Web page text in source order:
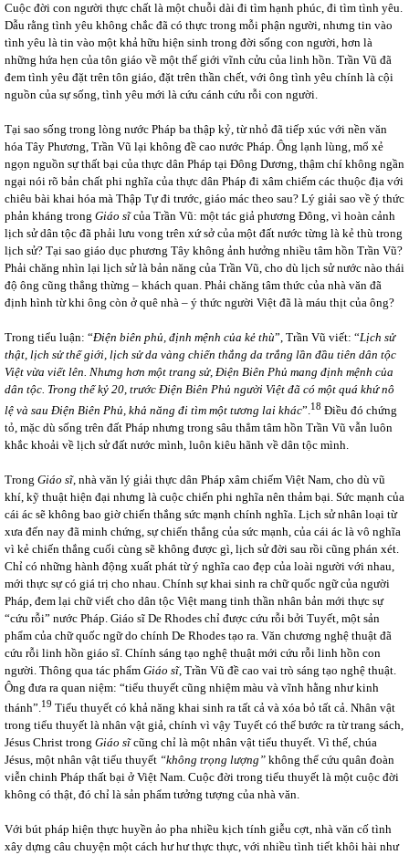
Cuộc đời con người thực chất là một chuỗi dài đi tìm hạnh phúc, đi tìm tình yêu.
Dẫu rằng tình yêu không chắc đã có thực trong mỗi phận người, nhưng tin vào
tình yêu là tin vào một khả hữu hiện sinh trong đời sống con người, hơn là
những hứa hẹn của tôn giáo về một thế giới vĩnh cửu của linh hồn. Trần Vũ đã
đem tình yêu đặt trên tôn giáo, đặt trên thần chết, với ông tình yêu chính là cội
nguồn của sự sống, tình yêu mới là cứu cánh cứu rỗi con người.
Tại sao sống trong lòng nước Pháp ba thập kỷ, từ nhỏ đã tiếp xúc với nền văn
hóa Tây Phương, Trần Vũ lại không đề cao nước Pháp. Ông lạnh lùng, mổ xẻ
ngọn nguồn sự thất bại của thực dân Pháp tại Đông Dương, thậm chí không ngần
ngại nói rõ bản chất phi nghĩa của thực dân Pháp đi xâm chiếm các thuộc địa với
chiêu bài khai hóa mà Thập Tự đi trước, giáo mác theo sau? Lý giải sao về ý thức
phản kháng trong Giáo sĩcủa Trần Vũ: một tác giả phương Đông, vì hoàn cảnh
lịch sử dân tộc đã phải lưu vong trên xứ sở của một đất nước từng là kẻ thù trong
lịch sử? Tại sao giáo dục phương Tây không ảnh hưởng nhiều tâm hồn Trần Vũ?
Phải chăng nhìn lại lịch sử là bản năng của Trần Vũ, cho dù lịch sử nước nào thái
độ ông cũng thẳng thừng – khách quan. Phải chăng tâm thức của nhà văn đã
định hình từ khi ông còn ở quê nhà – ý thức người Việt đã là máu thịt của ông?
Trong tiểu luận: “Điện biên phủ, định mệnh của kẻ thù”, Trần Vũ viết: “Lịch sử
thật, lịch sử thế giới, lịch sử da vàng chiến thắng da trắng lần đầu tiên dân tộc
Việt vừa viết lên. Nhưng hơn một trang sử, Điện Biên Phủ mang định mệnh của
dân tộc. Trong thế kỷ 20, trước Điện Biên Phủ người Việt đã có một quá khứ nô
lệ và sau Điện Biên Phủ, khả năng đi tìm một tương lai khác”. 18 Điều đó chứng
tỏ, mặc dù sống trên đất Pháp nhưng trong sâu thẳm tâm hồn Trần Vũ vẫn luôn
khắc khoải về lịch sử đất nước mình, luôn kiêu hãnh về dân tộc mình.
Trong Giáo sĩ, nhà văn lý giải thực dân Pháp xâm chiếm Việt Nam, cho dù vũ
khí, kỹ thuật hiện đại nhưng là cuộc chiến phi nghĩa nên thảm bại. Sức mạnh của
cái ác sẽ không bao giờ chiến thắng sức mạnh chính nghĩa. Lịch sử nhân loại từ
xưa đến nay đã minh chứng, sự chiến thắng của sức mạnh, của cái ác là vô nghĩa
vì kẻ chiến thắng cuối cùng sẽ không được gì, lịch sử đời sau rồi cũng phán xét.
Chỉ có những hành động xuất phát từ ý nghĩa cao đẹp của loài người với nhau,
mới thực sự có giá trị cho nhau. Chính sự khai sinh ra chữ quốc ngữ của người
Pháp, đem lại chữ viết cho dân tộc Việt mang tinh thần nhân bản mới thực sự
“cứu rỗi” nước Pháp. Giáo sĩ De Rhodes chỉ được cứu rỗi bởi Tuyết, một sản
phẩm của chữ quốc ngữ do chính De Rhodes tạo ra. Văn chương nghệ thuật đã
cứu rỗi linh hồn giáo sĩ. Chính sáng tạo nghệ thuật mới cứu rỗi linh hồn con
người. Thông qua tác phẩm Giáo sĩ, Trần Vũ đề cao vai trò sáng tạo nghệ thuật.
Ông đưa ra quan niệm: “tiểu thuyết cũng nhiệm màu và vĩnh hằng như kinh
thánh”. 19 Tiểu thuyết có khả năng khai sinh ra tất cả và xóa bỏ tất cả. Nhân vật
trong tiểu thuyết là nhân vật giả, chính vì vậy Tuyết có thể bước ra từ trang sách,
Jésus Christ trong Giáo sĩcũng chỉ là một nhân vật tiểu thuyết. Vì thế, chúa
Jésus, một nhân vật tiểu thuyết “không trọng lượng” không thể cứu quân đoàn
viễn chinh Pháp thất bại ở Việt Nam. Cuộc đời trong tiểu thuyết là một cuộc đời
không có thật, đó chỉ là sản phẩm tưởng tượng của nhà văn.
Với bút pháp hiện thực huyền ảo pha nhiều kịch tính giễu cợt, nhà văn cố tình
xây dựng câu chuyện một cách hư hư thực thực, với nhiều tình tiết khôi hài như